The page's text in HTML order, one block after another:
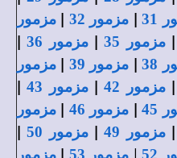
| مزمور 32 | مزمور
مزمور 35 |مزمور 36 |
| مزمور 39 | مزمور
مزمور 42 |مزمور 43 |
| مزمور 46 | مزمور
مزمور 49 |مزمور 50 |
| مزمور 53 | مزمور